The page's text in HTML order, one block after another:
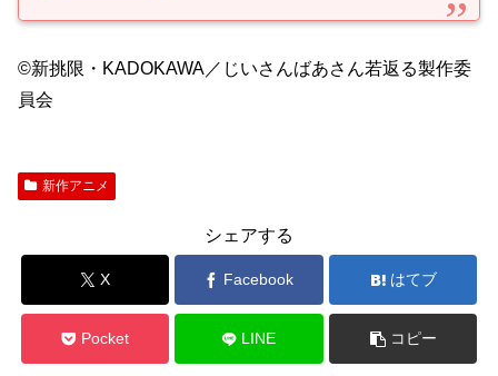
©新挑限・KADOKAWA／じいさんばあさん若返る製作委
員会
新作アニメ
シェアする
X Facebook はてブ
Pocket LINE コピー